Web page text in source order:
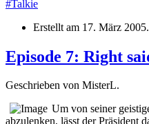
#Talkie
Erstellt am 17. März 2005.
Episode 7: Right
Geschrieben von MisterL.
Um von seiner
abzulenken, lässt der Präsident